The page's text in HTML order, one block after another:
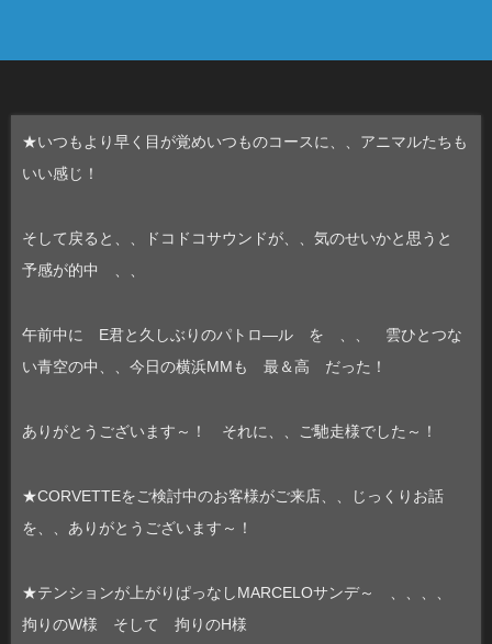
★いつもより早く目が覚めいつものコースに、、アニマルたちも
いい感じ！
そして戻ると、、ドコドコサウンドが、、気のせいかと思うと
予感が的中 、、
午前中に E君と久しぶりのパトロ―ル を 、、 雲ひとつな
い青空の中、、今日の横浜MMも 最＆高 だった！
ありがとうございます～！ それに、、ご馳走様でした～！
★CORVETTEをご検討中のお客様がご来店、、じっくりお話
を、、ありがとうございます～！
★テンションが上がりぱっなしMARCELOサンデ～ 、、、、
拘りのW様 そして 拘りのH様